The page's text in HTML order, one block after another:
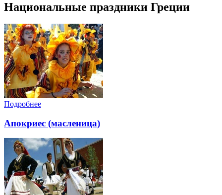
Национальные праздники Греции
Подробнее
Апокриес (масленица)